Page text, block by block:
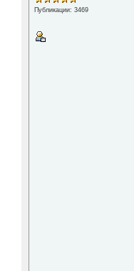
Публикации: 3469